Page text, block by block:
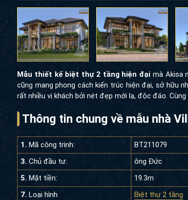
Mẫu thiết kế biệt thự 2 tầng hiện đại mà Akisa
cũng mang phong cách kiến trúc hiện đại, sở hữu
rất nhiều vị khách bởi nét đẹp mới lạ, độc đáo.
Thông tin chung về mẫu nhà
1. Mã công trình: BT211079
3. Chủ đầu tư: ông Đức
5. Mặt tiền: 19.3m
7. Loại hình Biệt thự 2 tầng